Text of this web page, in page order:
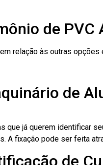
de PVC
relação às outras opções
de
que já querem identificar
A fixação pode ser feita
de